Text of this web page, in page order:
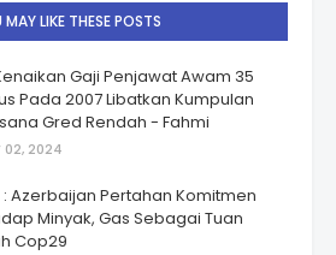
MAY LIKE THESE POSTS
Gaji Penjawat Awam 35
Pada 2007 Libatkan Kumpulan
Gred Rendah - Fahmi
02, 2024
: Azerbaijan Pertahan Komitmen
Minyak, Gas Sebagai Tuan
Cop29